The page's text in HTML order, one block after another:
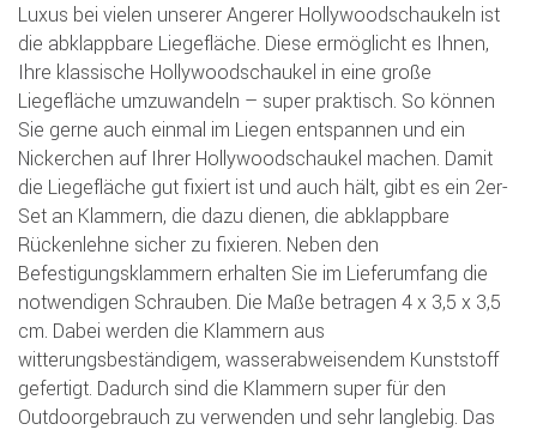
Luxus bei vielen unserer Angerer Hollywoodschaukeln ist
die abklappbare Liegefläche. Diese ermöglicht es Ihnen,
Ihre klassische Hollywoodschaukel in eine große
Liegefläche umzuwandeln – super praktisch. So können
Sie gerne auch einmal im Liegen entspannen und ein
Nickerchen auf Ihrer Hollywoodschaukel machen. Damit
die Liegefläche gut fixiert ist und auch hält, gibt es ein 2er-
Set an Klammern, die dazu dienen, die abklappbare
Rückenlehne sicher zu fixieren. Neben den
Befestigungsklammern erhalten Sie im Lieferumfang die
notwendigen Schrauben. Die Maße betragen 4 x 3,5 x 3,5
cm. Dabei werden die Klammern aus
witterungsbeständigem, wasserabweisendem Kunststoff
gefertigt. Dadurch sind die Klammern super für den
Outdoorgebrauch zu verwenden und sehr langlebig. Das